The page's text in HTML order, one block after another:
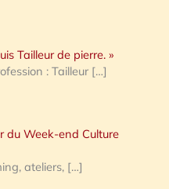
Tailleur de pierre. »
: Tailleur […]
du Week-end Culture
ateliers, […]